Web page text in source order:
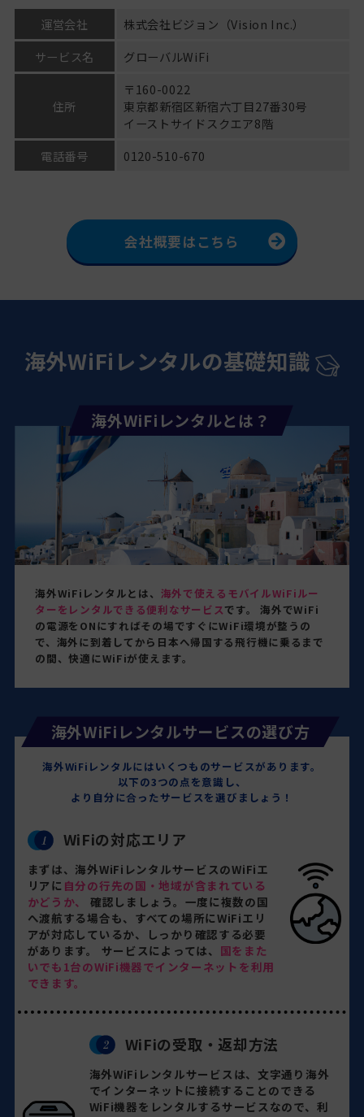
「グローバルWiFi®」お申込み時の決済方法に
「Amazon Pay」を導入
2026-04-17
羽田空港第2ターミナルに「グローバルWiFi®レンタ
ルステーション」を設置、「スマートピックアッ
トリコで5G無制限プランの提供を開始！
新たに成田空港に「グローバルWiFi®レンタルステー
2026-03-09
お知らせ
2026-02-25
「スタートアップ×上場企業CXO 経営者交流会」開
運営会社
株式会社ビジョン（Vision Inc.）
サービス名
グローバルWiFi
住所
〒160-0022
東京都新宿区新宿六丁目27番30号
イーストサイドスクエア8階
電話番号
0120-510-670
会社概要はこちら
海外WiFiレンタルの基礎知識
海外WiFiレンタルとは？
海外WiFiレンタルとは、 海外で使えるモバイルWiFiルー
ターをレンタルできる便利なサービスです。 海外でWiFi
の電源をONにすればその場ですぐにWiFi環境が整うの
で、海外に到着してから日本へ帰国する飛行機に乗るまで
の間、快適にWiFiが使えます。
海外WiFiレンタルサービスの選び方
海外WiFiレンタルにはいくつものサービスがあります。
以下の3つの点を意識し、
より自分に合ったサービスを選びましょう！
WiFiの対応エリア
まずは、海外WiFiレンタルサービスのWiFiエ
リアに 自分の行先の国・地域が含まれている
かどうか、
確認しましょう。一度に複数の国
へ渡航する場合も、すべての場所にWiFiエリ
アが対応しているか、しっかり確認する必要
があります。 サービスによっては、 国をまた
いでも1台のWiFi機器でインターネットを利用
できます。
WiFiの受取・返却方法
海外WiFiレンタルサービスは、文字通り海外
でインターネットに接続することのできる
WiFi機器をレンタルするサービスなので、利